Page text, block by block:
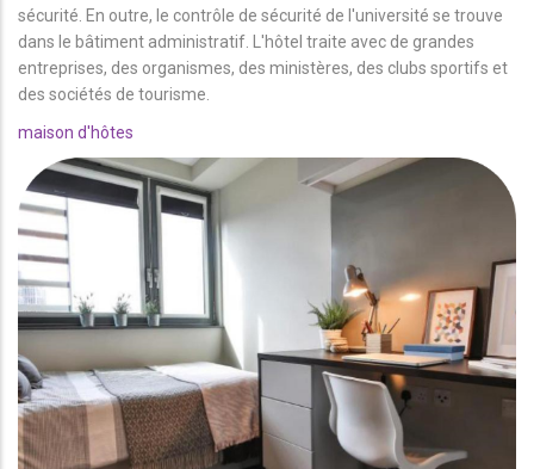
sécurité. En outre, le contrôle de sécurité de l'université se trouve
dans le bâtiment administratif. L'hôtel traite avec de grandes
entreprises, des organismes, des ministères, des clubs sportifs et
des sociétés de tourisme.
maison d'hôtes